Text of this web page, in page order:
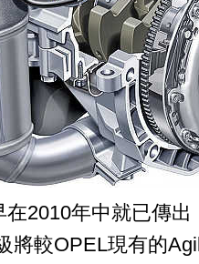
2010年中就已傳
將較OPEL現有的